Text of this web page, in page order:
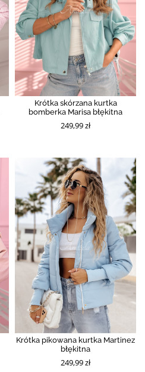
Krótka skórzana kurtka
bomberka Marisa błękitna
249,99 zł
Krótka pikowana kurtka Martinez
błękitna
249,99 zł